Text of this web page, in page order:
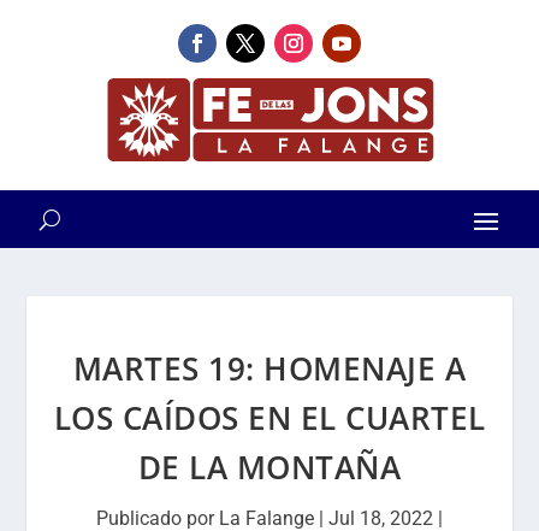
MARTES 19: HOMENAJE A
LOS CAÍDOS EN EL CUARTEL
DE LA MONTAÑA
Publicado por La Falange | Jul 18, 2022 |